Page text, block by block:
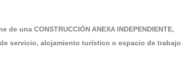
una CONSTRUCCIÓN ANEXA INDEPENDIENTE,
servicio, alojamiento turístico o espacio de trabajo